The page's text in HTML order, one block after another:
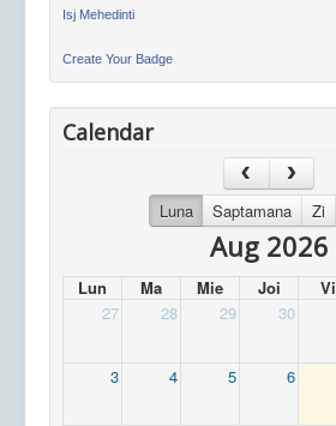
Isj Mehedinti
Create Your Badge
Calendar
Luna Saptamana Zi
Aug 2026
Lun Ma Mie Joi Vi
27
28 29 30
3 4 5 6